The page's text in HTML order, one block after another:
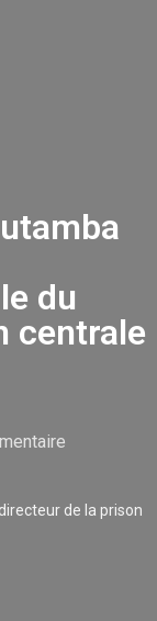
du
centrale
directeur de la prison